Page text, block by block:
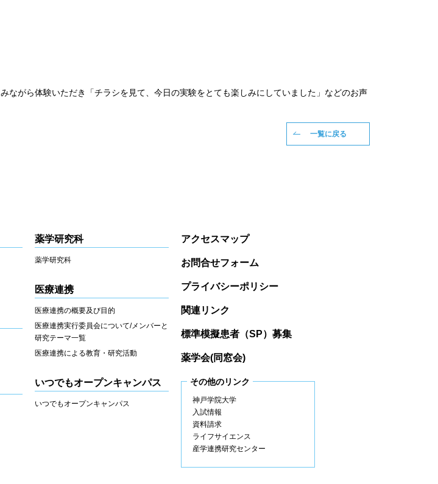
がら体験いただき「チラシを見て、今日の実験をとても楽しみにしていました」などのお声
一覧に戻る
薬学研究科
薬学研究科
医療連携
医療連携の概要及び目的
医療連携実行委員会について/メンバーと
研究テーマ一覧
医療連携による教育・研究活動
いつでもオープンキャンパス
いつでもオープンキャンパス
アクセスマップ
お問合せフォーム
プライバシーポリシー
関連リンク
標準模擬患者（SP）募集
薬学会(同窓会)
その他のリンク
神戸学院大学
入試情報
資料請求
ライフサイエンス
産学連携研究センター